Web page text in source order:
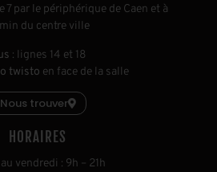
7 par le périphérique de Caen et à
du centre ville
: lignes 14 et 18
twisto en face de la salle
Nous trouver
HORAIRES
vendredi : 9h
21h